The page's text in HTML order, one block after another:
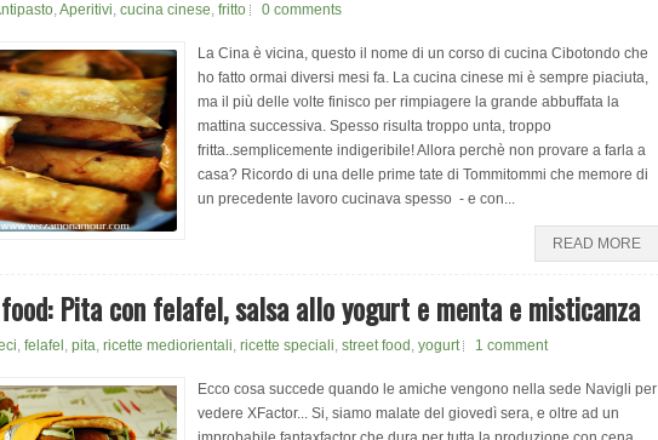
,Aperitivi, cucina cinese, fritto 0 comments
La Cina è vicina, questo il nome di un corso di cucina Cibotondo che
ho fatto ormai diversi mesi fa. La cucina cinese mi è sempre piaciuta,
ma il più delle volte finisco per rimpiagere la grande abbuffata la
mattina successiva. Spesso risulta troppo unta, troppo
fritta..semplicemente indigeribile! Allora perchè non provare a farla a
casa? Ricordo di una delle prime tate di Tommitommi che memore di
un precedente lavoro cucinava spesso - e con...
READ MORE
Pita con felafel, salsa allo yogurt e menta e misticanza
, felafel , pita, ricette mediorientali, ricette speciali, street food , yogurt 1 comment
Ecco cosa succede quando le amiche vengono nella sede Navigli per
vedere XFactor... Si, siamo malate del giovedì sera, e oltre ad un